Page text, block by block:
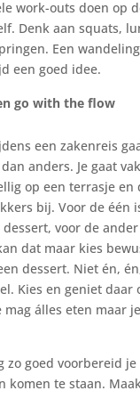
work-outs doen op
Denk aan squats,
Een
een goed idee.
go with the flow
een zakenreis
anders. Je gaat
op een terrasje en
bij. Voor de één
voor de
dat maar kies
dessert. Niet én,
Kies en geniet daar
mag álles eten maar
zo goed voorbereid
komen te staan.